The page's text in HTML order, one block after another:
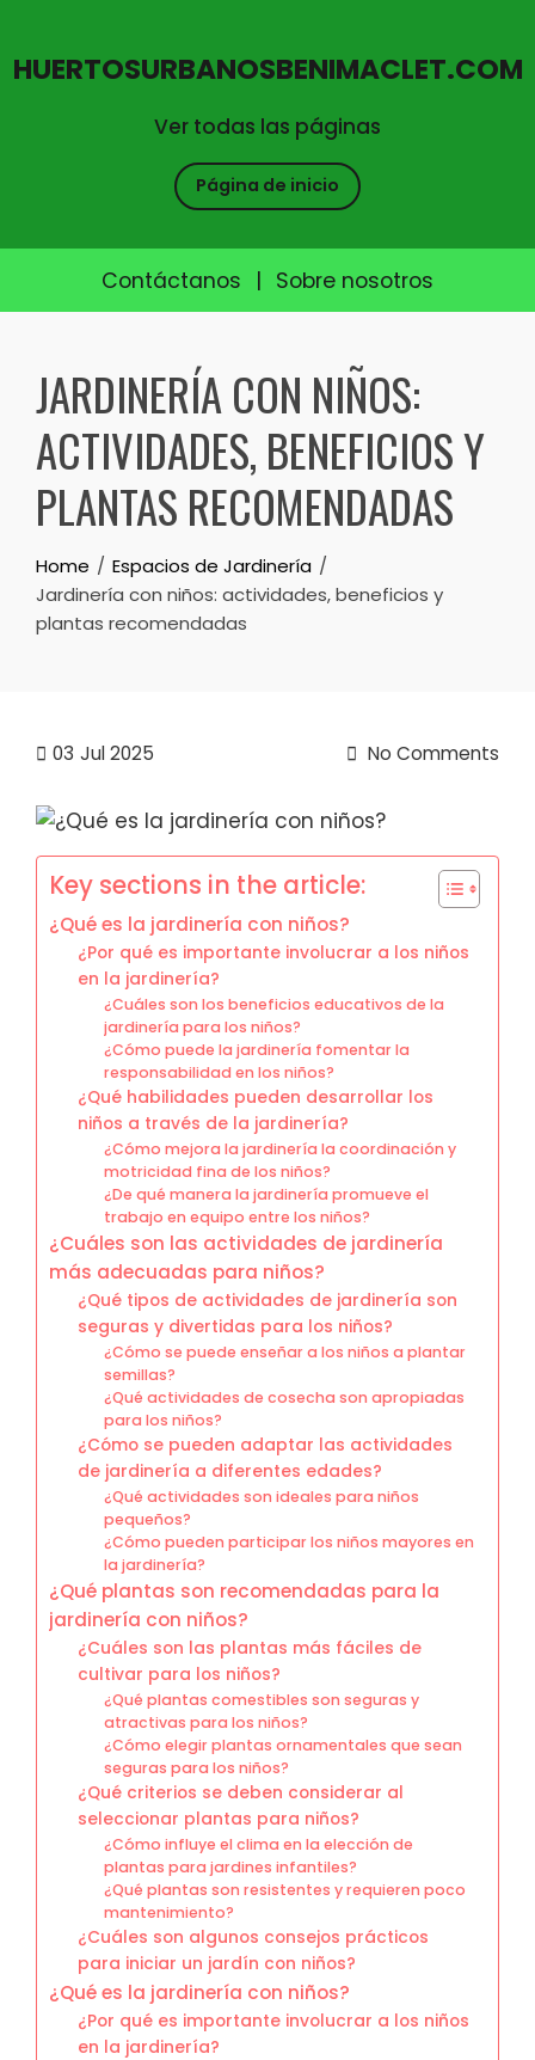
Ver todas las páginas
HUERTOSURBANOSBENIMACLET.COM
Página de inicio
Contáctanos | Sobre nosotros
content
JARDINERÍA CON NIÑOS:
ACTIVIDADES, BENEFICIOS Y
PLANTAS RECOMENDADAS
Home
Espacios de Jardinería
Jardinería con niños: actividades, beneficios y
plantas recomendadas
03 Jul 2025 No Comments
Key sections in the article:
¿Qué es la jardinería con niños?
¿Por qué es importante involucrar a los niños
en la jardinería?
¿Cuáles son los beneficios educativos de la
jardinería para los niños?
¿Cómo puede la jardinería fomentar la
responsabilidad en los niños?
¿Qué habilidades pueden desarrollar los
niños a través de la jardinería?
¿Cómo mejora la jardinería la coordinación y
motricidad fina de los niños?
¿De qué manera la jardinería promueve el
trabajo en equipo entre los niños?
¿Cuáles son las actividades de jardinería
más adecuadas para niños?
¿Qué tipos de actividades de jardinería son
seguras y divertidas para los niños?
¿Cómo se puede enseñar a los niños a plantar
semillas?
¿Qué actividades de cosecha son apropiadas
para los niños?
¿Cómo se pueden adaptar las actividades
de jardinería a diferentes edades?
¿Qué actividades son ideales para niños
pequeños?
¿Cómo pueden participar los niños mayores en
la jardinería?
¿Qué plantas son recomendadas para la
jardinería con niños?
¿Cuáles son las plantas más fáciles de
cultivar para los niños?
¿Qué plantas comestibles son seguras y
atractivas para los niños?
¿Cómo elegir plantas ornamentales que sean
seguras para los niños?
¿Qué criterios se deben considerar al
seleccionar plantas para niños?
¿Cómo influye el clima en la elección de
plantas para jardines infantiles?
¿Qué plantas son resistentes y requieren poco
mantenimiento?
¿Cuáles son algunos consejos prácticos
para iniciar un jardín con niños?
¿Qué es la jardinería con niños?
¿Por qué es importante involucrar a los niños
en la jardinería?